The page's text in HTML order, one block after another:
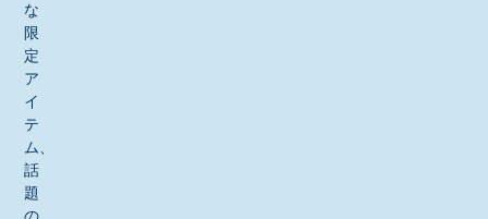
な
限
定
ア
イ
テ
ム、
話
題